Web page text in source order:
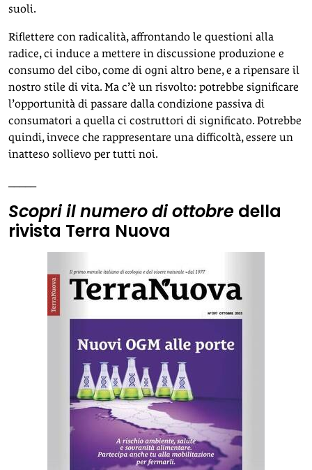
suoli.
Riflettere con radicalità, affrontando le questioni alla
radice, ci induce a mettere in discussione produzione e
consumo del cibo, come di ogni altro bene, e a ripensare il
nostro stile di vita. Ma c’è un risvolto: potrebbe significare
l’opportunità di passare dalla condizione passiva di
consumatori a quella ci costruttori di significato. Potrebbe
quindi, invece che rappresentare una difficoltà, essere un
inatteso sollievo per tutti noi.
Scopri il numero di ottobre della
rivista Terra Nuova